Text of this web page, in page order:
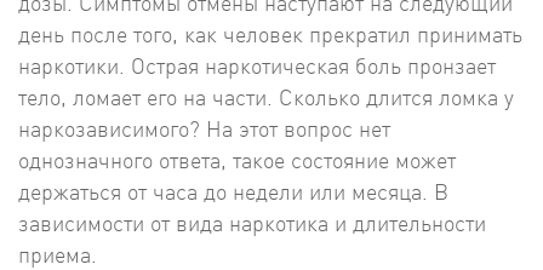
день после того, как человек прекратил принимать
наркотики. Острая наркотическая боль пронзает
тело, ломает его на части. Сколько длится ломка у
наркозависимого? На этот вопрос нет
однозначного ответа, такое состояние может
держаться от часа до недели или месяца. В
зависимости от вида наркотика и длительности
приема.